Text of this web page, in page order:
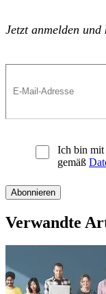
Jetzt anmelden
Ich bin mit
gemäß
Verwandte